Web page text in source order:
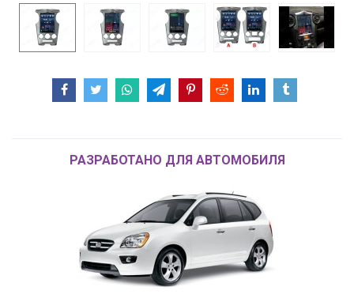
РАЗРАБОТАНО ДЛЯ АВТОМОБИЛЯ